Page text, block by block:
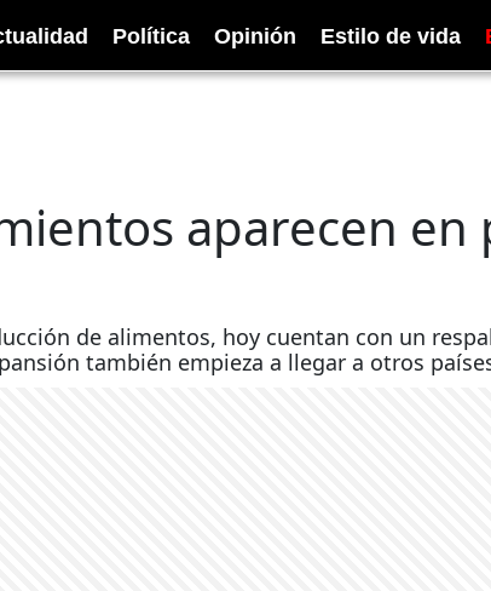
Política Opinión Estilo de vida
aparecen en
de alimentos, hoy cuentan con un
también empieza a llegar a otros